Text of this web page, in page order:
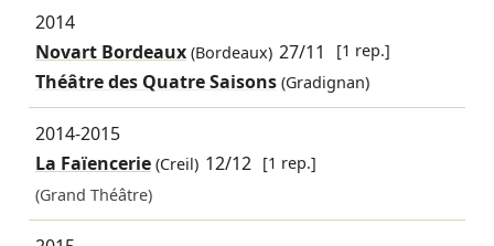
2014
Novart Bordeaux(Bordeaux) 27/11 [1 rep.]
Théâtre des Quatre Saisons (Gradignan)
2014-2015
La Faïencerie(Creil) 12/12 [1 rep.]
(Grand Théâtre)